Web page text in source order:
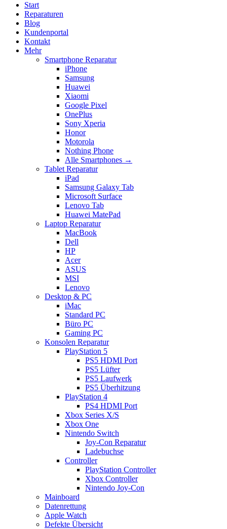
Start
Reparaturen
Blog
Kundenportal
Kontakt
Mehr
Smartphone Reparatur
iPhone
Samsung
Huawei
Xiaomi
Google Pixel
OnePlus
Sony Xperia
Honor
Motorola
Nothing Phone
Alle Smartphones →
Tablet Reparatur
iPad
Samsung Galaxy Tab
Microsoft Surface
Lenovo Tab
Huawei MatePad
Laptop Reparatur
MacBook
Dell
HP
Acer
ASUS
MSI
Lenovo
Desktop & PC
iMac
Standard PC
Büro PC
Gaming PC
Konsolen Reparatur
PlayStation 5
PS5 HDMI Port
PS5 Lüfter
PS5 Laufwerk
PS5 Überhitzung
PlayStation 4
PS4 HDMI Port
Xbox Series X/S
Xbox One
Nintendo Switch
Joy-Con Reparatur
Ladebuchse
Controller
PlayStation Controller
Xbox Controller
Nintendo Joy-Con
Mainboard
Datenrettung
Apple Watch
Defekte Übersicht